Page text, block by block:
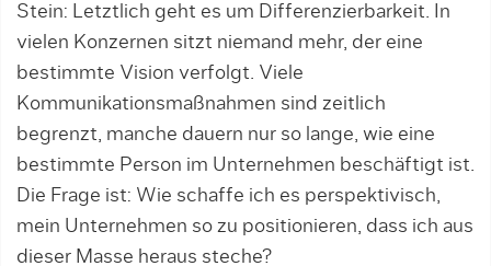
Stein: Letztlich geht es um Differenzierbarkeit. In
vielen Konzernen sitzt niemand mehr, der eine
bestimmte Vision verfolgt. Viele
Kommunikationsmaßnahmen sind zeitlich
begrenzt, manche dauern nur so lange, wie eine
bestimmte Person im Unternehmen beschäftigt ist.
Die Frage ist: Wie schaffe ich es perspektivisch,
mein Unternehmen so zu positionieren, dass ich aus
dieser Masse heraus steche?